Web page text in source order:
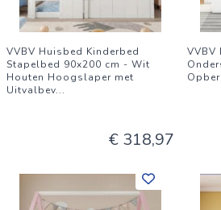
VVBV Huisbed Kinderbed
Stapelbed 90x200 cm - Wit
Houten Hoogslaper met
Uitvalbev...
€ 318,97
VVBV